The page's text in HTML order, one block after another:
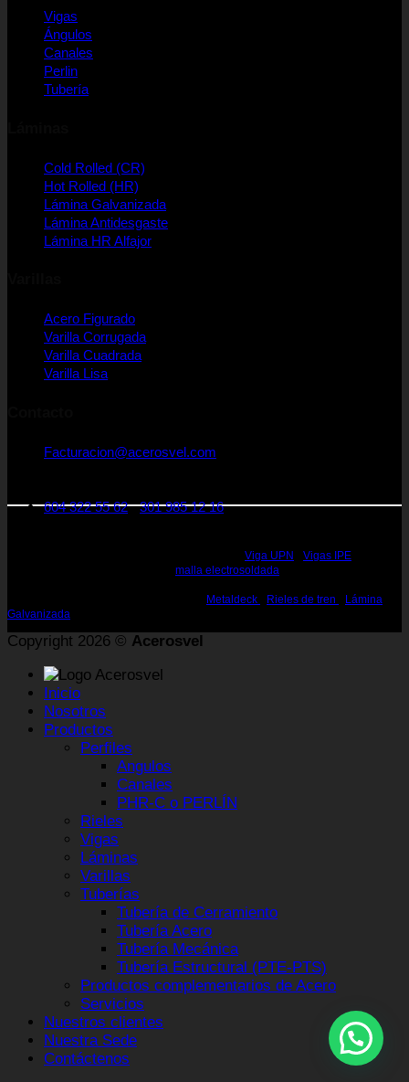
Vigas
Ángulos
Canales
Perlin
Tubería
Cold Rolled (CR)
Hot Rolled (HR)
Lámina Galvanizada
Lámina Antidesgaste
Lámina HR Alfajor
Acero Figurado
Varilla Corrugada
Varilla Cuadrada
Varilla Lisa
Facturacion@acerosvel.com
604 322 55 62-301 985 12 16
Viga UPN Vigas IPE
malla electrosoldada
Metaldeck Rieles de tren
Lámina
Galvanizada
Copyright 2026 © Acerosvel
Inicio
Nosotros
Productos
Perfiles
Angulos
Canales
PHR-C o PERLÍN
Rieles
Vigas
Láminas
Varillas
Tuberías
Tubería de Cerramiento
Tubería Acero
Tubería Mecánica
Tubería Estructural (PTE-PTS)
Productos complementarios de Acero
Servicios
Nuestros clientes
Nuestra Sede
Contáctenos